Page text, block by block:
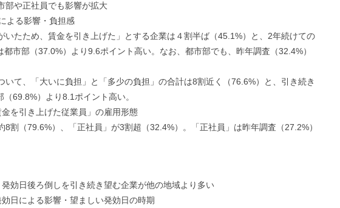
部や正社員でも影響が拡大
よる影響・負担感
いたため、賃金を引き上げた」とする企業は４割半ば（45.1%）と、2年続けての
市部（37.0%）より9.6ポイント高い。なお、都市部でも、昨年調査（32.4%）
いて、「大いに負担」と「多少の負担」の合計は8割近く（76.6%）と、引き続き
69.8%）より8.1ポイント高い。
を引き上げた従業員」の雇用形態
8割（79.6%）、「正社員」が3割超（32.4%）。「正社員」は昨年調査（27.2%）
効日後ろ倒しを引き続き望む企業が他の地域より多い
日による影響・望ましい発効日の時期